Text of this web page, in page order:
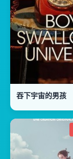
吞下宇宙的男孩